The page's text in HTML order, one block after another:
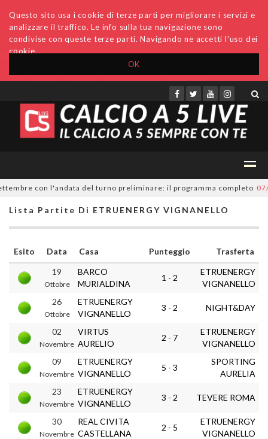
OK
Questo sito usa i cookie di terze parti per migliorare i servizi e
analizzare il traffico. Le info sulla tua navigazione sono
condivise con queste terze parti. Navigando ne accetti l'uso dei
cookie.
Accedi Archivio Invio comunicati Redazione
con l'andata del turno preliminare: il programma completo 07/
Lista Partite Di ETRUENERGY VIGNANELLO
Esito Data Casa Punteggio
Trasferta
19
Ottobre
BARCO
MURIALDINA
1 - 2
ETRUENERGY
VIGNANELLO
26
Ottobre
ETRUENERGY
VIGNANELLO
3 - 2 NIGHT&DAY
02
Novembre
VIRTUS
AURELIO
2 - 7
ETRUENERGY
VIGNANELLO
09
Novembre
ETRUENERGY
VIGNANELLO
5 - 3
SPORTING
AURELIA
23
Novembre
ETRUENERGY
VIGNANELLO
3 - 2 TEVERE ROMA
30
Novembre
REAL CIVITA
CASTELLANA
2 - 5
ETRUENERGY
VIGNANELLO